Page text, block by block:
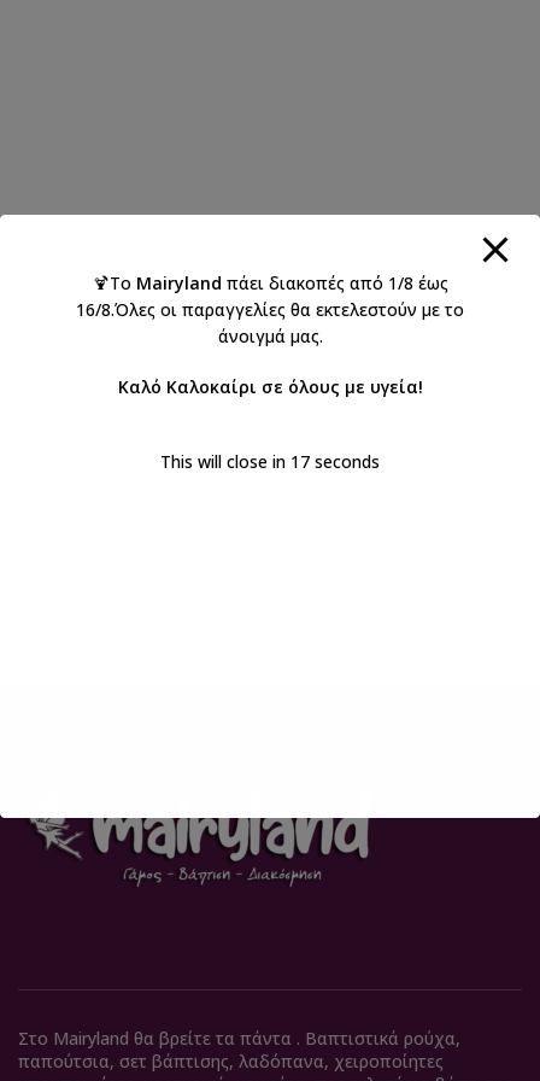
Στο Mairyland θα βρείτε τα πάντα . Βαπτιστικά ρούχα,
παπούτσια, σετ βάπτισης, λαδόπανα, χειροποίητες
🍹Το Mairyland πάει διακοπές από 1/8 έως
16/8.Όλες οι παραγγελίες θα εκτελεστούν με το
άνοιγμά μας.
Καλό Καλοκαίρι σε όλους με υγεία!
This will close in 17 seconds